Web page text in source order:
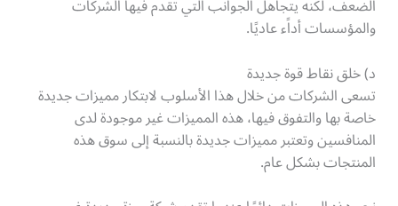
الضعف، لكنه يتجاهل الجوانب التي تقدم فيها الشركات
والمؤسسات أداًء عاديًا.
د) خلق نقاط قوة جديدة
تسعى الشركات من خلال هذا الأسلوب لابتكار مميزات جديدة
خاصة بها والتفوق فيها، هذه المميزات غير موجودة لدى
المنافسين وتعتبر مميزات جديدة بالنسبة إلى سوق هذه
المنتجات بشكل عام.